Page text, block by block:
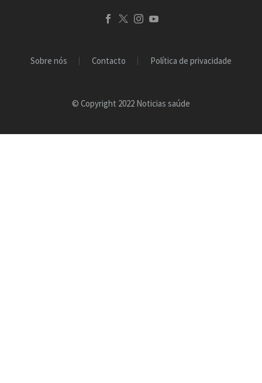
Sobre nós Contacto Política de privacidade
© Copyright 2022 Noticias saúde